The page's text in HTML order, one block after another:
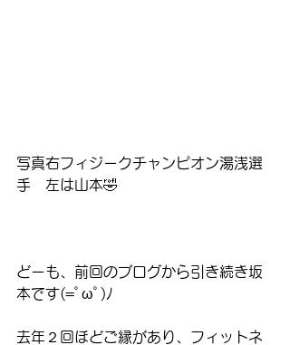
写真右フィジークチャンピオン湯浅選
手　左は山本🤣
どーも、前回のブログから引き続き坂
本です(=ﾟωﾟ)ﾉ
去年２回ほどご縁があり、フィットネ